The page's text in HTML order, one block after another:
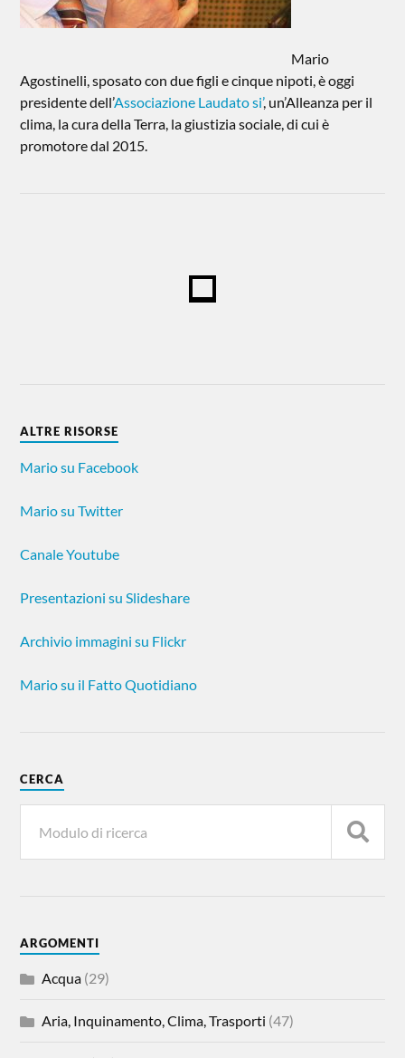
Mario
Agostinelli, sposato con due figli e cinque nipoti, è oggi
presidente dell’Associazione Laudato si’, un’Alleanza per il
clima, la cura della Terra, la giustizia sociale, di cui è
promotore dal 2015.
ALTRE RISORSE
Mario su Facebook
Mario su Twitter
Canale Youtube
Presentazioni su Slideshare
Archivio immagini su Flickr
Mario su il Fatto Quotidiano
CERCA
ARGOMENTI
Acqua (29)
Aria, Inquinamento, Clima, Trasporti (47)